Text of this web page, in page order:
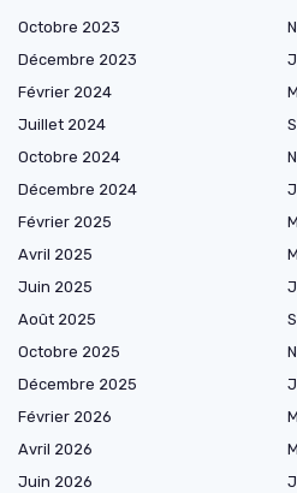
Octobre 2023
Décembre 2023
Février 2024
Juillet 2024
Octobre 2024
Décembre 2024
Février 2025
Avril 2025
Juin 2025
Août 2025
Octobre 2025
Décembre 2025
Février 2026
Avril 2026
Juin 2026